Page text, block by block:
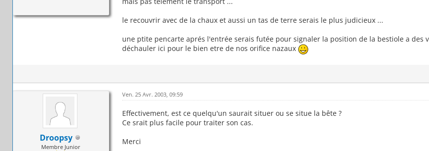
le recouvrir avec de la chaux et aussi un tas de terre serais le plus judicieux ...
une ptite pencarte aprés l'entrée serais futée pour signaler la position de la bestiole a des
déchauler ici pour le bien etre de nos orifice nazaux
Droopsy
Membre Junior
Ven. 25 Avr. 2003, 09:59
Effectivement, est ce quelqu'un saurait situer ou se situe la bête ?
Ce srait plus facile pour traiter son cas.
Merci